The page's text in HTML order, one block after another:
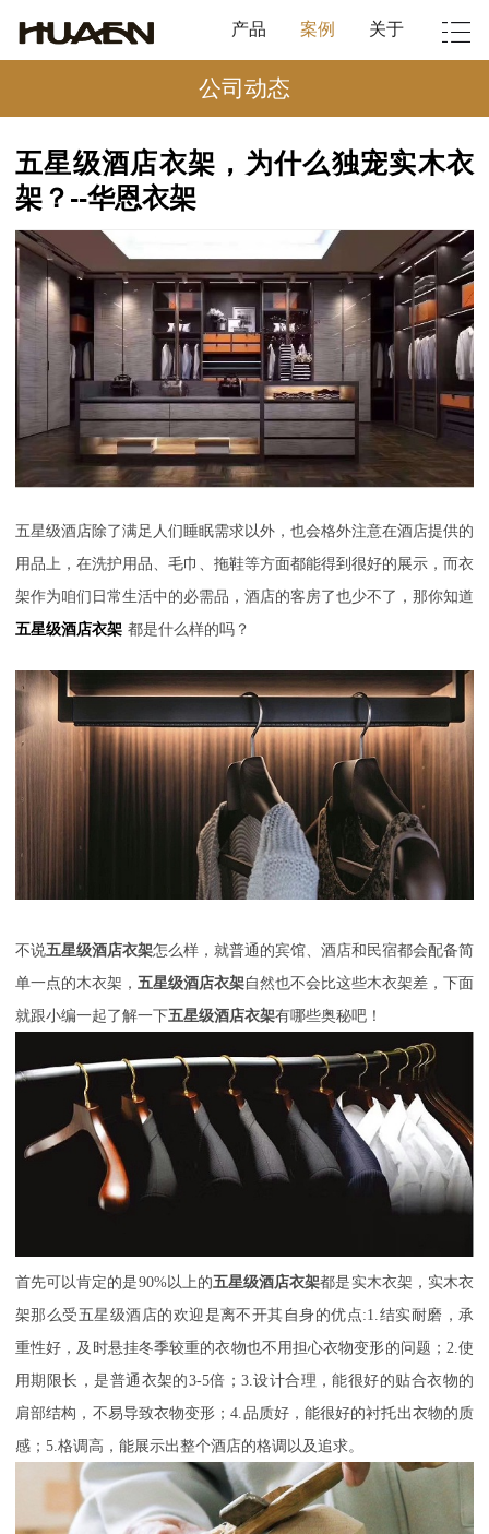
产品 案例 关于
公司动态
五星级酒店衣架，为什么独宠实木衣
架？--华恩衣架
五星级酒店除了满足人们睡眠需求以外，也会格外注意在酒店提供的
用品上，在洗护用品、毛巾、拖鞋等方面都能得到很好的展示，而衣
架作为咱们日常生活中的必需品，酒店的客房了也少不了，那你知道
五星级酒店衣架 都是什么样的吗？
不说五星级酒店衣架怎么样，就普通的宾馆、酒店和民宿都会配备简
单一点的木衣架， 五星级酒店衣架自然也不会比这些木衣架差，下面
就跟小编一起了解一下五星级酒店衣架有哪些奥秘吧！
首先可以肯定的是90%以上的五星级酒店衣架都是实木衣架，实木衣
架那么受五星级酒店的欢迎是离不开其自身的优点:1.结实耐磨，承
重性好，及时悬挂冬季较重的衣物也不用担心衣物变形的问题；2.使
用期限长，是普通衣架的3-5倍；3.设计合理，能很好的贴合衣物的
肩部结构，不易导致衣物变形；4.品质好，能很好的衬托出衣物的质
感；5.格调高，能展示出整个酒店的格调以及追求。